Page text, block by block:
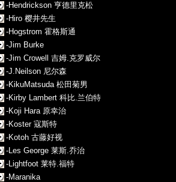
-Hendrickson 亨德里克松
-Hiro 樱井先生
-Hogstrom 霍格斯通
-Jim Burke
-Jim Crowell 吉姆.克罗威尔
-J.Neilson 尼尔森
-KikuMatsuda 松田菊男
-Kirby Lambert 科比.兰伯特
-Koji Hara 原幸治
-Koster 寇斯特
-Kotoh 古藤好视
-Les George 莱斯.乔治
-Lightfoot 莱特.福特
-Maranika